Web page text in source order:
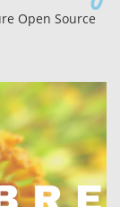
Open Source